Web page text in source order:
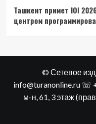
Ташкент примет IOI
центром
© Сетевое
info@turanonline.ru ☏
м-н, 61, 3 этаж